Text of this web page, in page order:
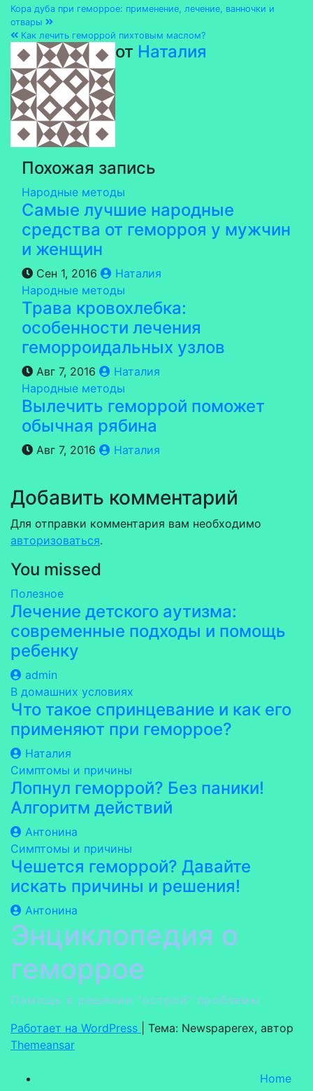
Навигация
по
записям
Кора дуба при геморрое: применение, лечение, ванночки и
отвары
Как лечить геморрой пихтовым маслом?
от Наталия
Похожая запись
Народные методы
Самые лучшие народные
средства от геморроя у мужчин
и женщин
Сен 1, 2016
Наталия
Народные методы
Трава кровохлебка:
особенности лечения
геморроидальных узлов
Авг 7, 2016
Наталия
Народные методы
Вылечить геморрой поможет
обычная рябина
Авг 7, 2016 Наталия
Добавить комментарий
Для отправки комментария вам необходимо
авторизоваться.
You missed
Полезное
Лечение детского аутизма:
современные подходы и помощь
ребенку
admin
В домашних условиях
Что такое спринцевание и как его
применяют при геморрое?
Наталия
Симптомы и причины
Лопнул геморрой? Без паники!
Алгоритм действий
Антонина
Симптомы и причины
Чешется геморрой? Давайте
искать причины и решения!
Антонина
Энциклопедия о
геморрое
Помощь в решении "острой" проблемы
Работает на WordPress
Тема: Newspaperex, автор
Themeansar
Home